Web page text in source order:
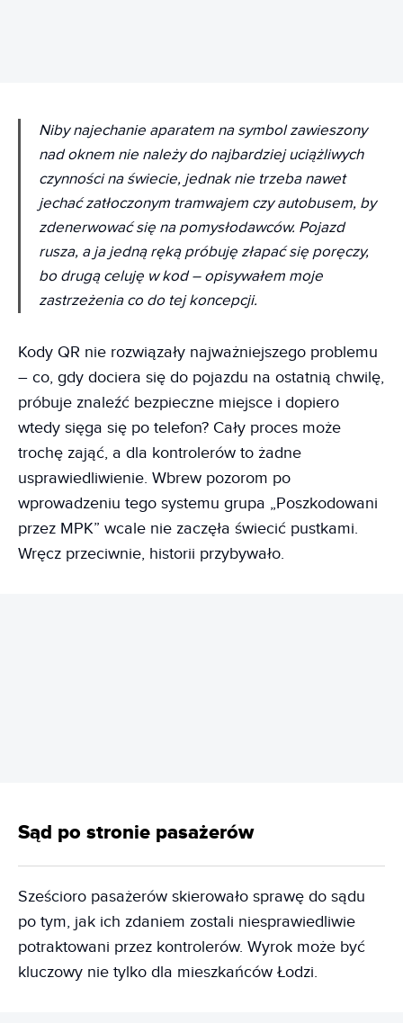
Niby najechanie aparatem na symbol zawieszony
nad oknem nie należy do najbardziej uciążliwych
czynności na świecie, jednak nie trzeba nawet
jechać zatłoczonym tramwajem czy autobusem, by
zdenerwować się na pomysłodawców. Pojazd
rusza, a ja jedną ręką próbuję złapać się poręczy,
bo drugą celuję w kod– opisywałem moje
zastrzeżenia co do tej koncepcji.
Kody QR nie rozwiązały najważniejszego problemu
– co, gdy dociera się do pojazdu na ostatnią chwilę,
próbuje znaleźć bezpieczne miejsce i dopiero
wtedy sięga się po telefon? Cały proces może
trochę zająć, a dla kontrolerów to żadne
usprawiedliwienie. Wbrew pozorom po
wprowadzeniu tego systemu grupa „Poszkodowani
przez MPK” wcale nie zaczęła świecić pustkami.
Wręcz przeciwnie, historii przybywało.
Sąd po stronie pasażerów
Sześcioro pasażerów skierowało sprawę do sądu
po tym, jak ich zdaniem zostali niesprawiedliwie
potraktowani przez kontrolerów. Wyrok może być
kluczowy nie tylko dla mieszkańców Łodzi.